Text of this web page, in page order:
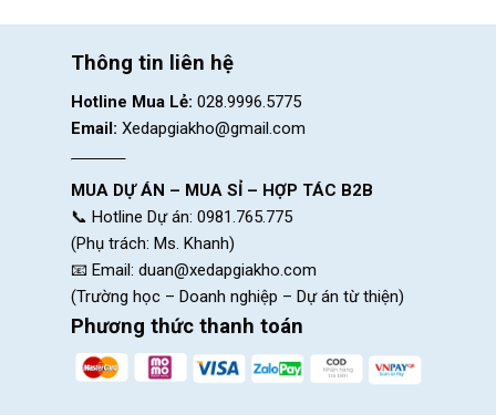
Pin sạc tiện lợi, sử dụng lâu dài
Đèn hậu sau sử dụng loại pin sạc USB tiện lợi, chỉ cần
cổng sạc được che chắn kĩ, an toàn và dễ sử dụng. So
trường, phù hợp cho người đạp xe mỗi ngày.
Thông tin liên hệ
Hotline Mua Lẻ: 028.9996.5775
Email: Xedapgiakho@gmail.com
MUA DỰ ÁN – MUA SỈ – HỢP TÁC B2B
📞 Hotline Dự án: 0981.765.775
(Phụ trách: Ms. Khanh)
📧 Email: duan@xedapgiakho.com
(Trường học – Doanh nghiệp – Dự án từ thiện)
Phương thức thanh toán